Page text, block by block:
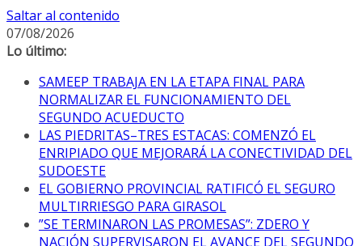
Saltar al contenido
07/08/2026
Lo último:
SAMEEP TRABAJA EN LA ETAPA FINAL PARA
NORMALIZAR EL FUNCIONAMIENTO DEL
SEGUNDO ACUEDUCTO
LAS PIEDRITAS–TRES ESTACAS: COMENZÓ EL
ENRIPIADO QUE MEJORARÁ LA CONECTIVIDAD DEL
SUDOESTE
EL GOBIERNO PROVINCIAL RATIFICÓ EL SEGURO
MULTIRRIESGO PARA GIRASOL
”SE TERMINARON LAS PROMESAS”: ZDERO Y
NACIÓN SUPERVISARON EL AVANCE DEL SEGUNDO